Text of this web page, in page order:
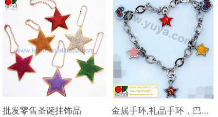
批发零售圣诞挂饰品 金属手环,礼品手环，巴西手环、手链